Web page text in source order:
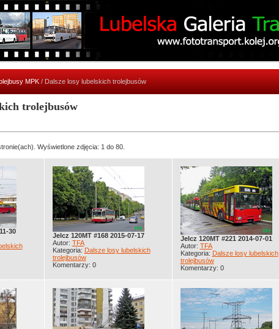
MPK/ Dalsze losy lubelskich trolejbusów
trolejbusów
Wyświetlone zdjęcia: 1 do 80.
30
Jelcz 120MT #168 2015-07-17
Autor: TFA
Kategoria: Dalsze losy lubelskich
trolejbusów
Komentarzy: 0
Jelcz 120MT #221 2014-07-01
Autor: TFA
Kategoria: Dalsze losy lubelskich
trolejbusów
Komentarzy: 0